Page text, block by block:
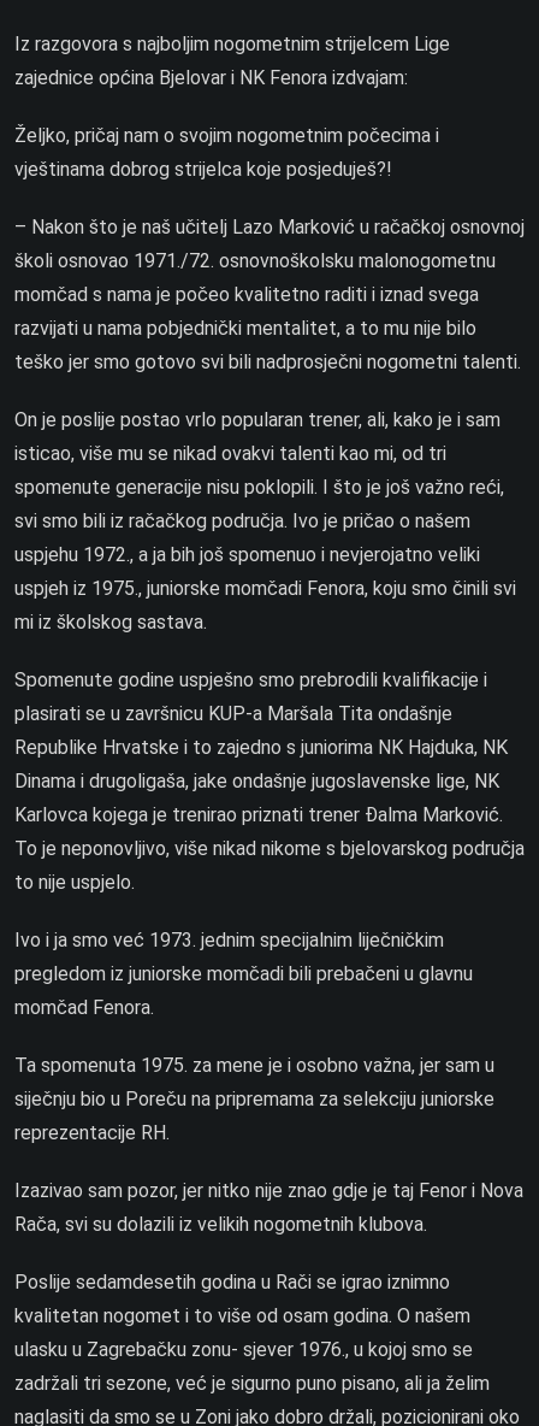
Iz razgovora s najboljim nogometnim strijelcem Lige
zajednice općina Bjelovar i NK Fenora izdvajam:
Željko, pričaj nam o svojim nogometnim počecima i
vještinama dobrog strijelca koje posjeduješ?!
– Nakon što je naš učitelj Lazo Marković u račačkoj osnovnoj
školi osnovao 1971./72. osnovnoškolsku malonogometnu
momčad s nama je počeo kvalitetno raditi i iznad svega
razvijati u nama pobjednički mentalitet, a to mu nije bilo
teško jer smo gotovo svi bili nadprosječni nogometni talenti.
On je poslije postao vrlo popularan trener, ali, kako je i sam
isticao, više mu se nikad ovakvi talenti kao mi, od tri
spomenute generacije nisu poklopili. I što je još važno reći,
svi smo bili iz račačkog područja. Ivo je pričao o našem
uspjehu 1972., a ja bih još spomenuo i nevjerojatno veliki
uspjeh iz 1975., juniorske momčadi Fenora, koju smo činili svi
mi iz školskog sastava.
Spomenute godine uspješno smo prebrodili kvalifikacije i
plasirati se u završnicu KUP-a Maršala Tita ondašnje
Republike Hrvatske i to zajedno s juniorima NK Hajduka, NK
Dinama i drugoligaša, jake ondašnje jugoslavenske lige, NK
Karlovca kojega je trenirao priznati trener Đalma Marković.
To je neponovljivo, više nikad nikome s bjelovarskog područja
to nije uspjelo.
Ivo i ja smo već 1973. jednim specijalnim liječničkim
pregledom iz juniorske momčadi bili prebačeni u glavnu
momčad Fenora.
Ta spomenuta 1975. za mene je i osobno važna, jer sam u
siječnju bio u Poreču na pripremama za selekciju juniorske
reprezentacije RH.
Izazivao sam pozor, jer nitko nije znao gdje je taj Fenor i Nova
Rača, svi su dolazili iz velikih nogometnih klubova.
Poslije sedamdesetih godina u Rači se igrao iznimno
kvalitetan nogomet i to više od osam godina. O našem
ulasku u Zagrebačku zonu- sjever 1976., u kojoj smo se
zadržali tri sezone, već je sigurno puno pisano, ali ja želim
naglasiti da smo se u Zoni jako dobro držali, pozicionirani oko